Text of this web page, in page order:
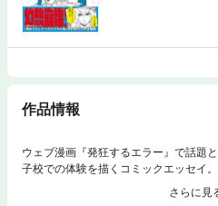
作品情報
ウェブ漫画『発狂するエラー』で話題
子校での体験を描くコミックエッセイ
しては挫折し、刺激を求めては“事件”